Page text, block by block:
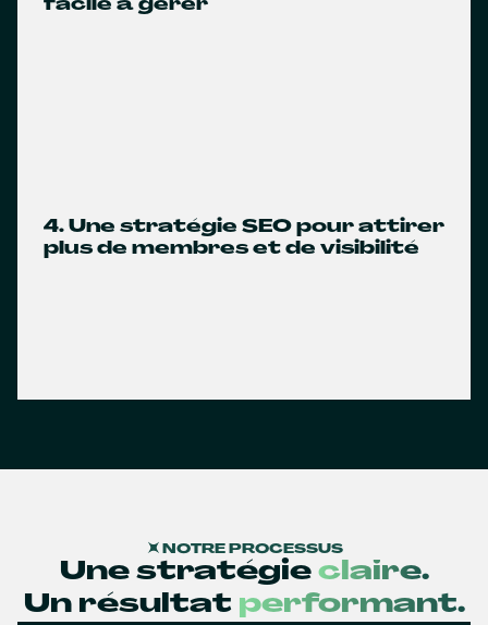
facile à gérer
4. Une stratégie SEO pour attirer
plus de membres et de visibilité
NOTRE PROCESSUS
Une stratégie claire.
Un résultat performant.